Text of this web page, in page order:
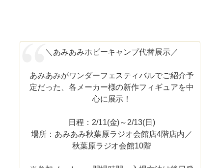
＼あみあみホビーキャンプ代替展示／
あみあみがワンダーフェスティバルでご紹介予
定だった、各メーカー様の新作フィギュアを中
心に展示！
日程：2/11(金)～2/13(日)
場所：あみあみ秋葉原ラジオ会館店4階店内／
秋葉原ラジオ会館10階